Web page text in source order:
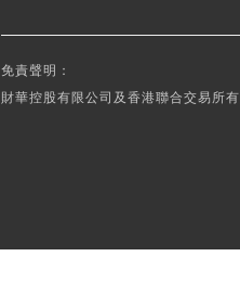
免責聲明：
財華控股有限公司及香港聯合交易所